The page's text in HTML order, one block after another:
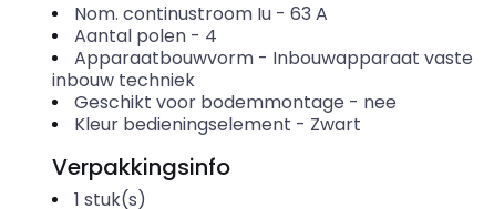
Nom. continustroom Iu- 63 A
Aantal polen- 4
Apparaatbouwvorm- Inbouwapparaat vaste
inbouw techniek
Geschikt voor bodemmontage - nee
Kleur bedieningselement - Zwart
Verpakkingsinfo
1 stuk(s)